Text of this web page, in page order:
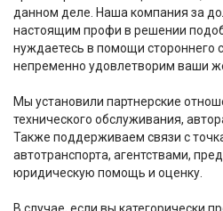
данном деле. Наша компания за
настоящим профи в решении
нуждаетесь в помощи стороннего
непременно удовлетворим ваши
Мы установили партнерские
технического обслуживания,
Также поддерживаем связи с
автотранспорта, агентствами,
юридическую помощь и оценку.